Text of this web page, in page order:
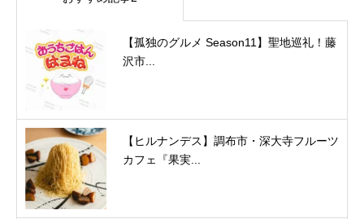
【孤独のグルメ Season11】聖地巡礼！藤
沢市...
【ヒルナンデス】調布市・深大寺フルーツ
カフェ『果実...